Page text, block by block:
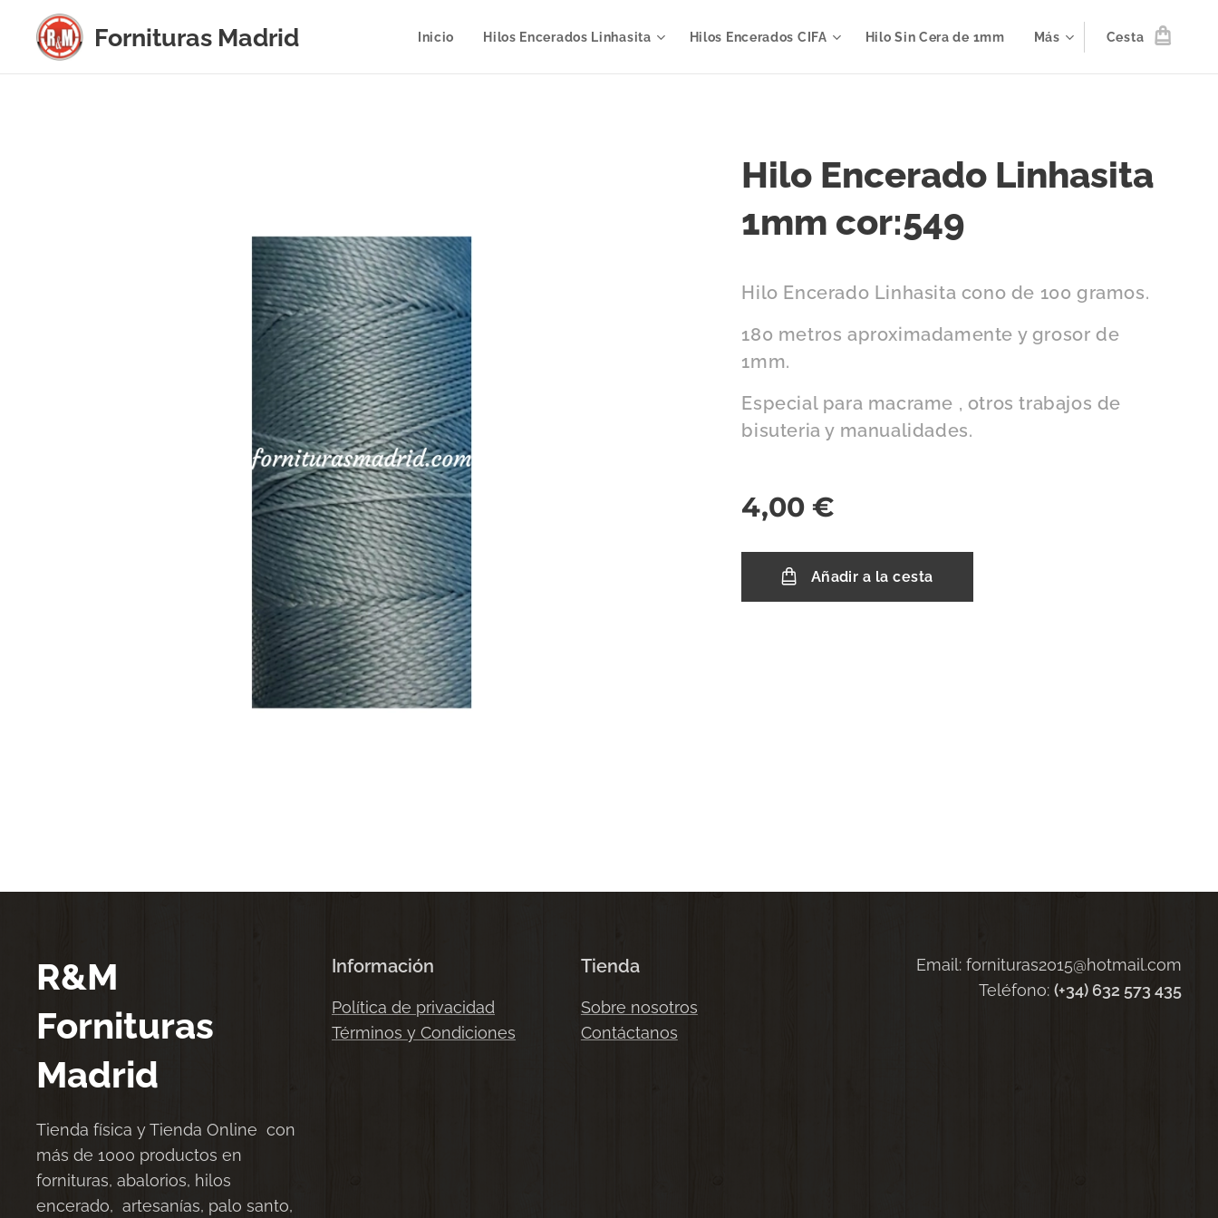
Fornituras Madrid Inicio Hilos Encerados Linhasita Hilos Encerados CIFA Hilo Sin Cera de 1mm Más Cesta
Hilo Encerado Linhasita
1mm cor:549
Hilo Encerado Linhasita cono de 100 gramos.
180 metros aproximadamente y grosor de
1mm.
Especial para macrame , otros trabajos de
bisuteria y manualidades.
4,00 €
Añadir a la cesta
R&M
Fornituras
Madrid
Tienda física y Tienda Online con
más de 1000 productos en
fornituras, abalorios, hilos
encerado, artesanías, palo santo,
Información
Política de privacidad
Términos y Condiciones
Tienda
Sobre nosotros
Contáctanos
Email: fornituras2015@hotmail.com
Teléfono: (+34) 632 573 435